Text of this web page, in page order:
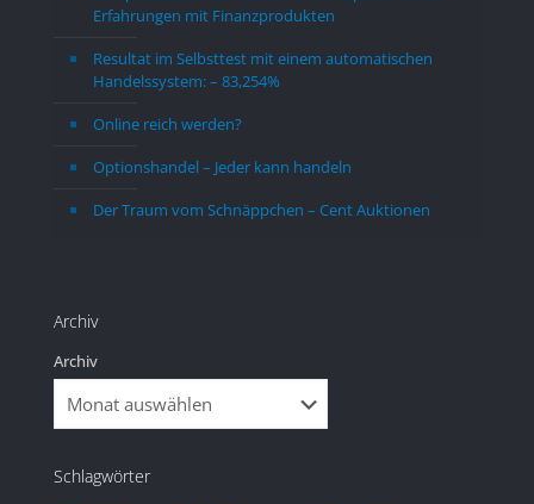
finanziellen Vorteil beim Kauf-Verkauf
von Ag - Au im Vergleich zum direkten
Kauf zu erzielen, da man die
ausnutzen kann. Die Kosten für
Lagerung und Verwaltung sind nicht
einem Betrag einsteigen, ab dem etwas
Erfahrungen mit Finanzprodukten
Resultat im Selbsttest mit einem automatischen
Handelssystem: – 83,254%
Online reich werden?
Optionshandel – Jeder kann handeln
Der Traum vom Schnäppchen – Cent Auktionen
Archiv
Archiv
Schlagwörter